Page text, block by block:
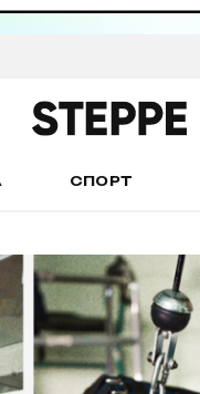
СПОРТ